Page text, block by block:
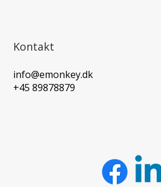
Kontakt
info@emonkey.dk
+45 89878879